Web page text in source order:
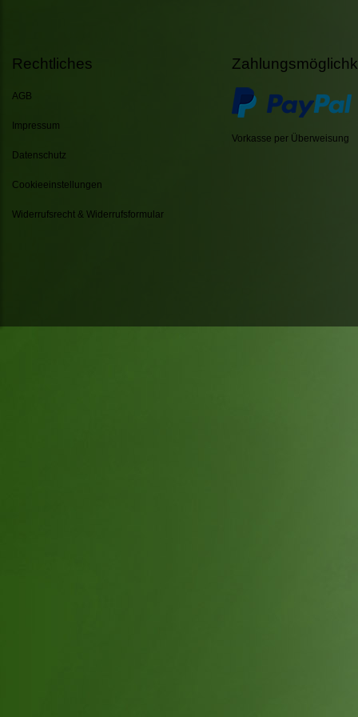
Rechtliches
AGB
Impressum
Datenschutz
Cookieeinstellungen
Widerrufsrecht & Widerrufsformular
Vorkasse per Überweisung